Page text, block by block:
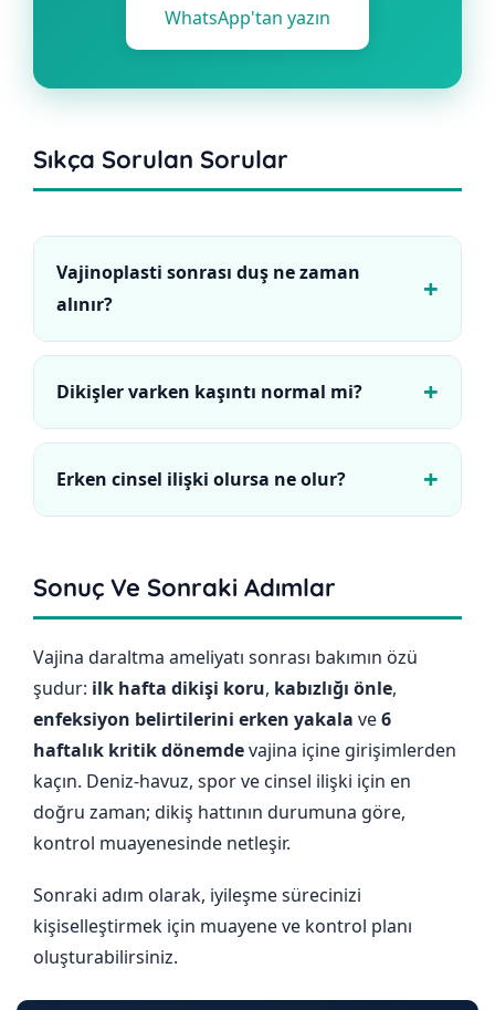
WhatsApp'tan yazın
Sıkça Sorulan Sorular
Vajinoplasti sonrası duş ne zaman
alınır?
İzin verilen zaman, kullanılan teknik ve dikiş
hattına göre değişir. Genel yaklaşım ayakta kısa
maruziyetini hekim onayına kadar ertelemektir.
Dikişler varken kaşıntı normal mi?
İyileşme döneminde kaşıntı görülebilir. Artan
kızarıklık, kötü koku veya ağrı eşlik ediyorsa
Erken cinsel ilişki olursa ne olur?
yaklaşım, kontrol muayenesi sonrası hekim
onayıyla başlamaktır.
Sonuç Ve Sonraki Adımlar
Vajina daraltma ameliyatı sonrası bakımın özü
şudur: ilk hafta dikişi koru, kabızlığı önle,
enfeksiyon belirtilerini erken yakala ve6
haftalık kritik dönemdevajina içine girişimlerden
kaçın. Deniz-havuz, spor ve cinsel ilişki için en
doğru zaman; dikiş hattının durumuna göre,
kontrol muayenesinde netleşir.
Sonraki adım olarak, iyileşme sürecinizi
kişiselleştirmek için muayene ve kontrol planı
oluşturabilirsiniz.